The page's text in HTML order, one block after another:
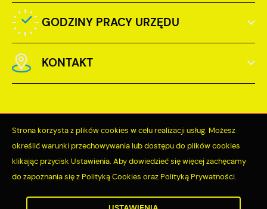
GODZINY PRACY URZĘDU
KONTAKT
Online: 201
Strona korzysta z plików cookies w celu realizacji usług. Możesz
określić warunki przechowywania lub dostępu do plików cookies
klikając przycisk Ustawienia. Aby dowiedzieć się więcej zachęcamy
do zapoznania się z Polityką Cookies oraz Polityką Prywatności.